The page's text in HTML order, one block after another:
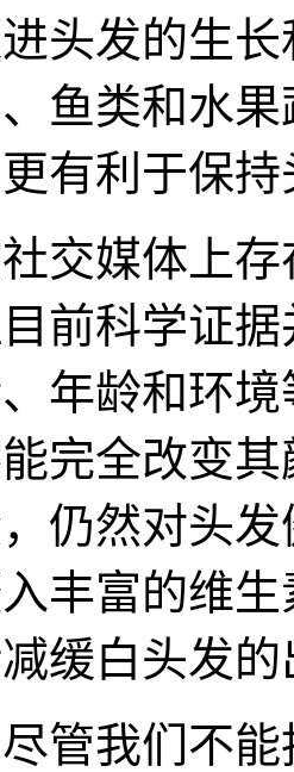
头发的生
鱼类和水
有利于保
媒体上存
前科学证
年龄和环
完全改变
仍然对头
丰富的维
缓白头发
我们不能